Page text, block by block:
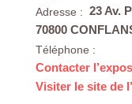
Adresse : 23 Av.
70800
Téléphone :
Contacter
Visiter le site de